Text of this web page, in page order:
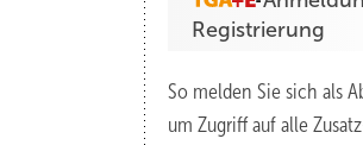
Registrierung
So melden Sie sich als
um Zugriff auf alle